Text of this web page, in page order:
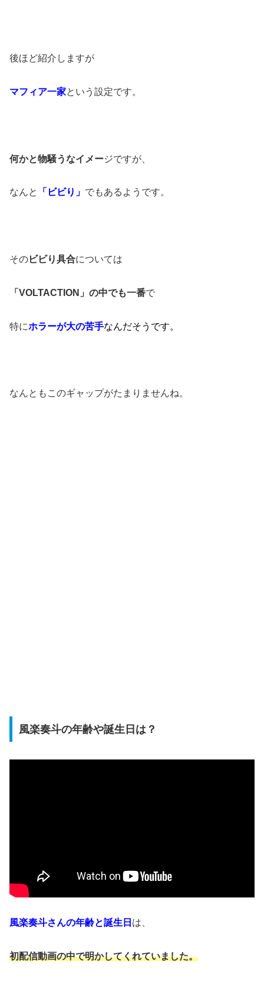
後ほど紹介しますが
マフィア一家という設定です。
何かと物騒うなイメージですが、
なんと 「ビビり」 でもあるようです。
そのビビり具合については
「VOLTACTION」の中でも一番で
特にホラーが大の苦手なんだそうです。
なんともこのギャップがたまりませんね。
風楽奏斗の年齢や誕生日は？
風楽奏斗さんの年齢と誕生日 は、
初配信動画の中で明かしてくれていました。